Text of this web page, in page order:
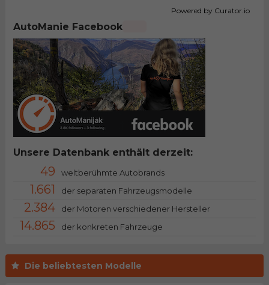
Die beliebtesten Modelle
Powered by Curator.io
AutoManie Facebook
Unsere Datenbank enthält derzeit:
49 weltberühmte Autobrands
1.661 der separaten Fahrzeugsmodelle
2.384 der Motoren verschiedener Hersteller
14.865 der konkreten Fahrzeuge